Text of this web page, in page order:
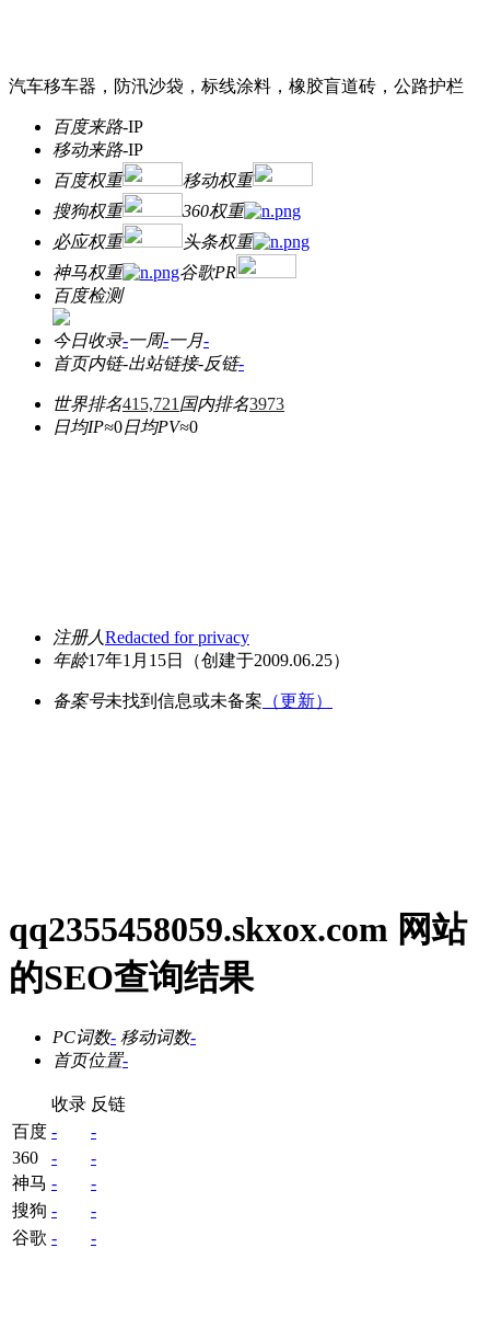
汽车移车器，防汛沙袋，标线涂料，橡胶盲道砖，公路护栏
百度来路-IP
移动来路-IP
百度权重
移动权重
搜狗权重
360权重
必应权重
头条权重
神马权重
谷歌PR
百度检测
今日收录-一周-一月-
首页内链-出站链接-反链-
世界排名415,721 国内排名3973
日均IP≈0日均PV≈0
注册人Redacted for privacy
年龄17年1月15日 （创建于2009.06.25）
备案号未找到信息或未备案 （更新）
qq2355458059.skxox.com 网站
的SEO查询结果
PC词数- 移动词数-
首页位置-
收录 反链
百度 -
-
360
-
-
神马 -
-
搜狗 -
-
谷歌 - -